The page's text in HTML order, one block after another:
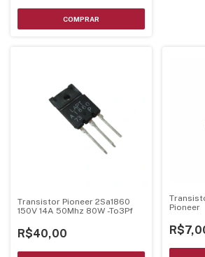
Transistor Pioneer 2Sa1860
150V 14A 50Mhz 80W -To3Pf
R$40,00
Pioneer